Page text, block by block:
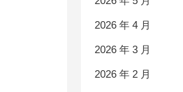
2026 年 4 月
2026 年 3 月
2026 年 2 月